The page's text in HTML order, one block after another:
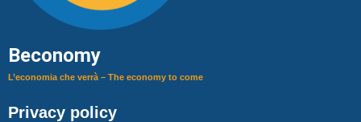
Beconomy
L’economia che verrà – The economy to come
Privacy policy